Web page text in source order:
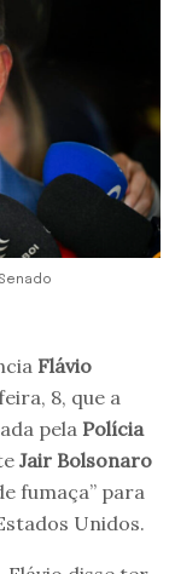
Flávio
8, que a
pela Polícia
Jair Bolsonaro
fumaça” para
Unidos.